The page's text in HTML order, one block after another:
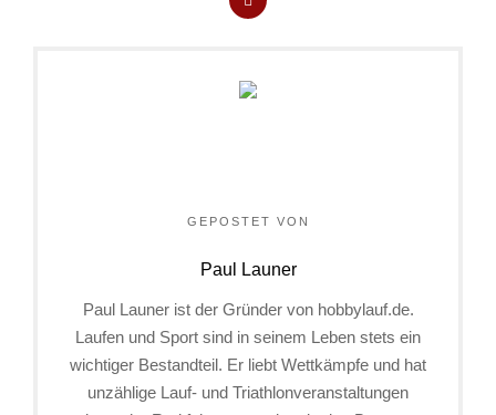
GEPOSTET VON
Paul Launer
Paul Launer ist der Gründer von hobbylauf.de.
Laufen und Sport sind in seinem Leben stets ein
wichtiger Bestandteil. Er liebt Wettkämpfe und hat
unzählige Lauf- und Triathlonveranstaltungen